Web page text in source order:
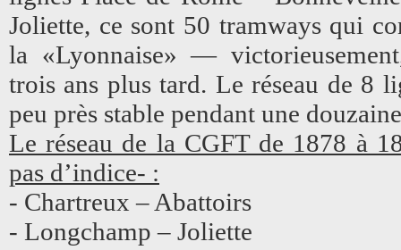
Joliette, ce sont 50 tramways qui
la «Lyonnaise» —
trois ans plus tard. Le réseau de 8
peu près stable pendant une
Le réseau de la CGFT de 1878 à
pas d’indice- :
- Chartreux – Abattoirs
- Longchamp – Joliette